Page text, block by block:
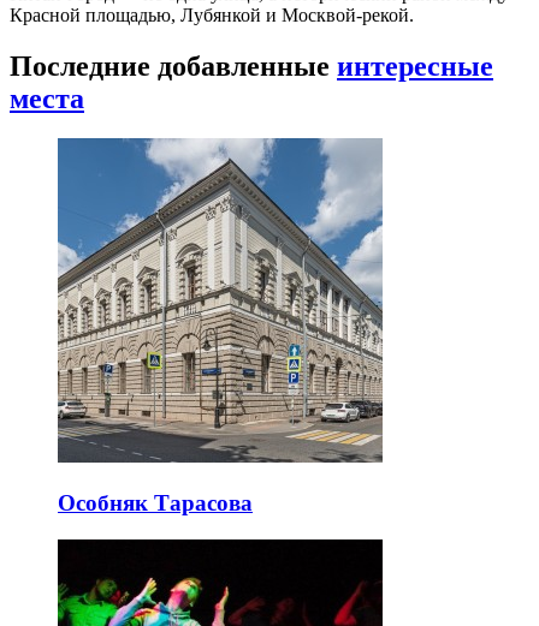
Красной площадью, Лубянкой и Москвой-рекой.
Последние добавленные интересные
места
Особняк Тарасова